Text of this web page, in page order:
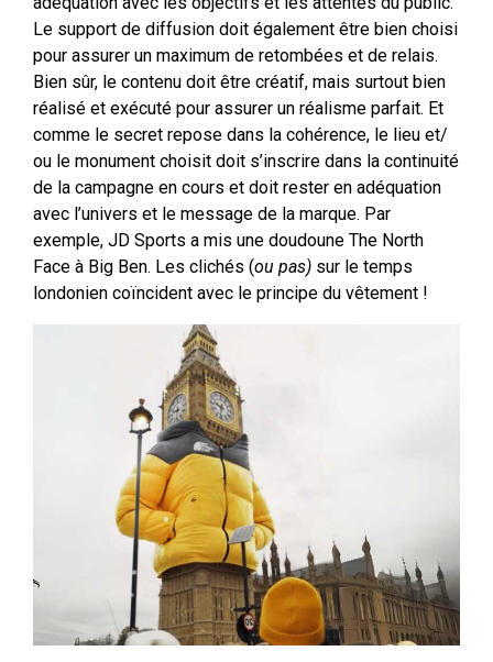
Le support de diffusion doit également être bien choisi
pour assurer un maximum de retombées et de relais.
Bien sûr, le contenu doit être créatif, mais surtout bien
réalisé et exécuté pour assurer un réalisme parfait. Et
comme le secret repose dans la cohérence, le lieu et/
ou le monument choisit doit s’inscrire dans la continuité
de la campagne en cours et doit rester en adéquation
avec l’univers et le message de la marque. Par
exemple, JD Sports a mis une doudoune The North
Face à Big Ben. Les clichés (ou pas) sur le temps
londonien coïncident avec le principe du vêtement !